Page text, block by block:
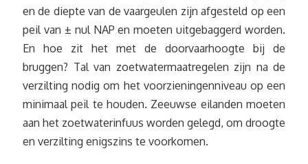
en de diepte van de vaargeulen zijn afgesteld op een
peil van ± nul NAP en moeten uitgebaggerd worden.
En hoe zit het met de doorvaarhoogte bij de
bruggen? Tal van zoetwatermaatregelen zijn na de
verzilting nodig om het voorzieningenniveau op een
minimaal peil te houden. Zeeuwse eilanden moeten
aan het zoetwaterinfuus worden gelegd, om droogte
en verzilting enigszins te voorkomen.